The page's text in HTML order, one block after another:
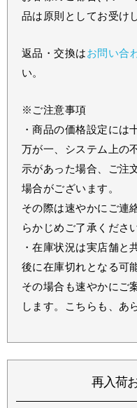
品は原則としてお受け
返品・交換はお問い合
い。
※ご注意事項
・商品の価格設定には
万が一、システム上の
示があった場合、ご注
場合がございます。
その際は速やかにご連
らかじめご了承くださ
・在庫状況は実店舗と
後に在庫切れとなる可
その場合も速やかにご
します。こちらも、あ
再入荷